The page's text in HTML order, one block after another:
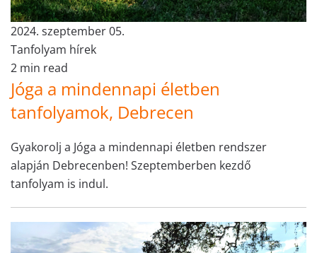
2024. szeptember 05.
Tanfolyam hírek
2 min read
Jóga a mindennapi életben
tanfolyamok, Debrecen
Gyakorolj a Jóga a mindennapi életben rendszer
alapján Debrecenben! Szeptemberben kezdő
tanfolyam is indul.